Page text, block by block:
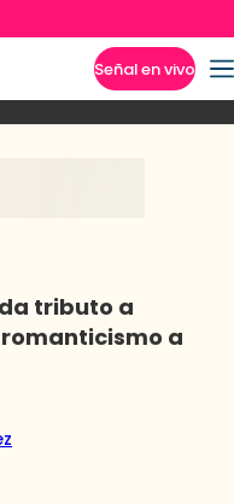
Señal en vivo
Casting Noticias
tributo a
a